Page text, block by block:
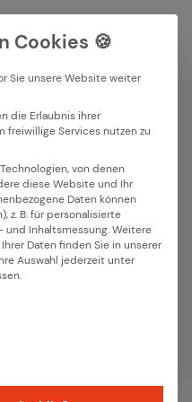
IoT
Voraussetzung
Erfolg.
Cookies 🍪
Sie unsere Website weiter
die Erlaubnis ihrer
freiwillige Services nutzen zu
von denen
diese Website und Ihr
Daten können
z. B. für personalisierte
und Inhaltsmessung.Weitere
Daten finden Sie in unserer
Auswahl jederzeit unter
Gruppen, für die